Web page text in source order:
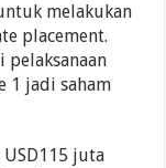
melakukan
placement.
pelaksanaan
1 jadi saham
juta